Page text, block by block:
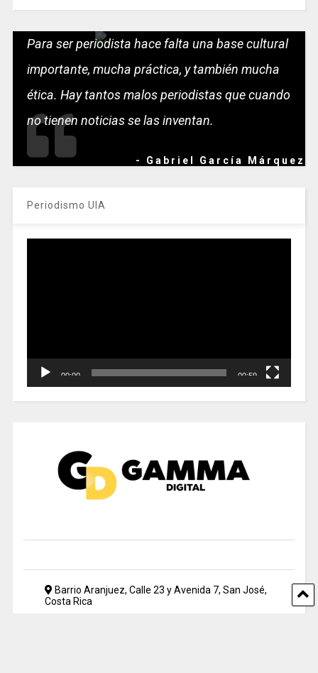
Para ser periodista hace falta una base cultural
importante, mucha práctica, y también mucha
ética. Hay tantos malos periodistas que cuando
no tienen noticias se las inventan.
- Gabriel García Márquez
Periodismo UIA
00:00 00:59
Barrio Aranjuez, Calle 23 y Avenida 7, San José,
Costa Rica